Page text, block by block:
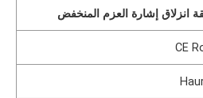
انزلاق إشارة العزم المنخفض
CE